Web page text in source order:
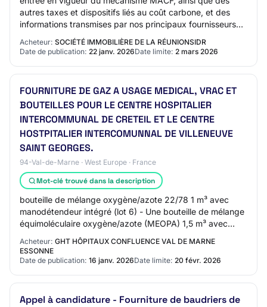
autres taxes et dispositifs liés au coût carbone, et des
informations transmises par nos principaux fournisseurs
faisant état de hausses de prix com…
Acheteur: SOCIÉTÉ IMMOBILIÈRE DE LA RÉUNIONSIDR
Date de publication: 22 janv. 2026Date limite: 2 mars 2026
FOURNITURE DE GAZ A USAGE MEDICAL, VRAC ET
BOUTEILLES POUR LE CENTRE HOSPITALIER
INTERCOMMUNAL DE CRETEIL ET LE CENTRE
HOSTPITALIER INTERCOMUNNAL DE VILLENEUVE
SAINT GEORGES.
94-Val-de-Marne · West Europe · France
Mot-clé trouvé dans la description
bouteille de mélange oxygène/azote 22/78 1 m³ avec
manodétendeur intégré (lot 6) - Une bouteille de mélange
équimoléculaire oxygène/azote (MEOPA) 1,5 m³ avec
manodétendeur intégré (lot 3) - Une boute…
Acheteur: GHT HÔPITAUX CONFLUENCE VAL DE MARNE
ESSONNE
Date de publication: 16 janv. 2026Date limite: 20 févr. 2026
Appel à candidature - Fourniture de baudriers de